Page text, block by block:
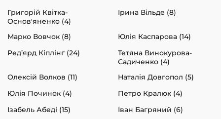
Григорій Квітка-
Основ'яненко (4)
Ірина Вільде (8)
Марко Вовчок (8)
Юлія Каспарова (14)
Ред’ярд Кіплінґ (24)
Тетяна Винокурова-
Садиченко (4)
Олексій Волков (11)
Наталія Довгопол (5)
Юлія Починок (4)
Петро Кралюк (4)
Ізабель Абеді (15)
Іван Багряний (6)